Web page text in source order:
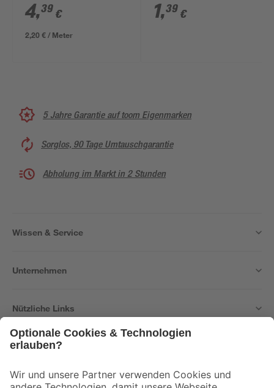
4,39 €
2,20 € / Meter
1,39 €
5 Jahre Garantie auf toom Eigenmarken
Sorglos, 90 Tage Umtauschgarantie
Abholung im Markt in 2 Stunden
Wissen & Service
Unternehmen
Nützliche Links
Der toom Newsletter: Keine Angebote und Aktionen mehr verpassen!